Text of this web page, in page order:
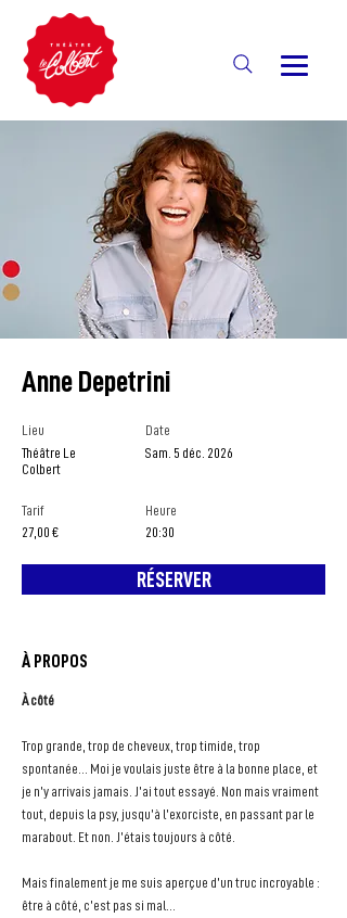
À PROPOS
À côté
Trop grande, trop de cheveux, trop timide, trop
spontanée… Moi je voulais juste être à la bonne place, et
je n’y arrivais jamais. J’ai tout essayé. Non mais vraiment
tout, depuis la psy, jusqu’à l’exorciste, en passant par le
marabout. Et non. J’étais toujours à côté.
Mais finalement je me suis aperçue d’un truc incroyable :
être à côté, c’est pas si mal…
Anne Depetrini
Lieu
Théâtre Le
Colbert
Date
Sam. 5 déc. 2026
Tarif
Heure
20:30
27,00 €
RÉSERVER